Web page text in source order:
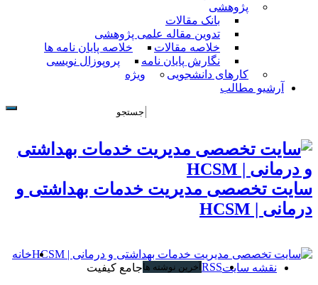
پژوهشی
بانک مقالات
تدوین مقاله علمی پژوهشی
خلاصه مقالات
خلاصه پایان نامه ها
نگارش پایان نامه
پروپوزال نویسی
کارهای دانشجویی
ویژه
آرشیو مطالب
سایت تخصصی مدیریت خدمات بهداشتی و
درمانی | HCSM
خانه
نقشه سایتRSS آخرین نوشته ها جامع کيفيت